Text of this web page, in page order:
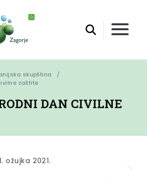
skupština
zaštite
DAN CIVILNE
ožujka 2021.